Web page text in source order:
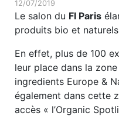
12/07/2019
Le salon du FI Paris
produits bio et
En effet, plus de 100
leur place dans la
ingredients Europe &
également dans cette
accès « l’Organic